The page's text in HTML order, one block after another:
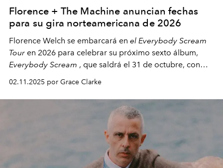
Florence + The Machine anuncian fechas
para su gira norteamericana de 2026
Florence Welch se embarcará en el Everybody Scream
Tour en 2026 para celebrar su próximo sexto álbum,
Everybody Scream , que saldrá el 31 de octubre, con
fechas en Norteamérica a partir de abril del próximo
02.11.2025 por Grace Clarke